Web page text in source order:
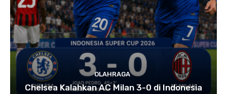
OLAHRAGA
Chelsea Kalahkan AC Milan 3-0 di Indonesia